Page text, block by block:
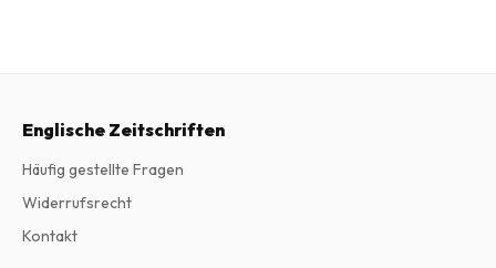
Englische Zeitschriften
Häufig gestellte Fragen
Widerrufsrecht
Kontakt